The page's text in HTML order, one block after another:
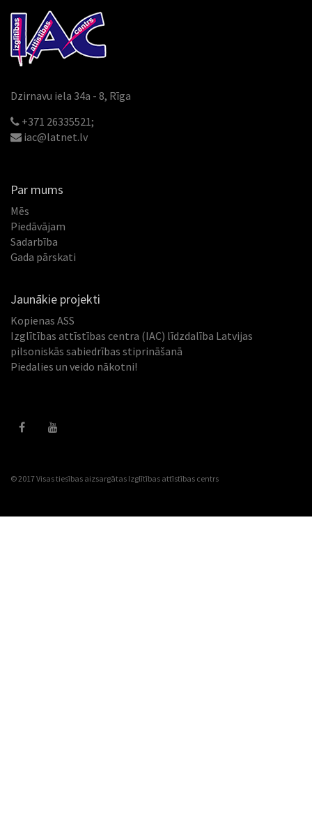
Dzirnavu iela 34a - 8, Rīga
+371 26335521;
iac@latnet.lv
Par mums
Mēs
Piedāvājam
Sadarbība
Gada pārskati
Jaunākie projekti
Kopienas ASS
Izglītības attīstības centra (IAC) līdzdalība Latvijas
pilsoniskās sabiedrības stiprināšanā
Piedalies un veido nākotni!
© 2017 Visas tiesības aizsargātas Izglītības attīstības centrs